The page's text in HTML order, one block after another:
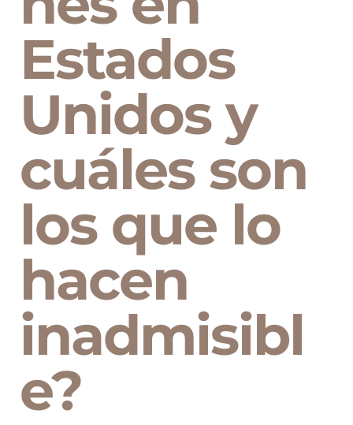
Estados
Unidos y
cuáles son
los que lo
hacen
inadmisibl
e?